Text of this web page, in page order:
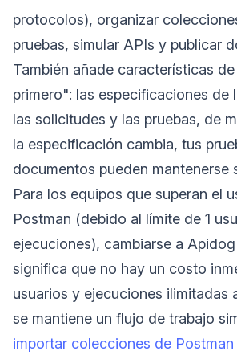
protocolos), organizar
pruebas, simular APIs y publicar
También añade características
primero": las especificaciones de
las solicitudes y las pruebas, de
la especificación cambia, tus
documentos pueden mantenerse
Para los equipos que superan el
Postman (debido al límite de 1
ejecuciones), cambiarse a
significa que no hay un costo
usuarios y ejecuciones ilimitadas
se mantiene un flujo de trabajo
importar colecciones de